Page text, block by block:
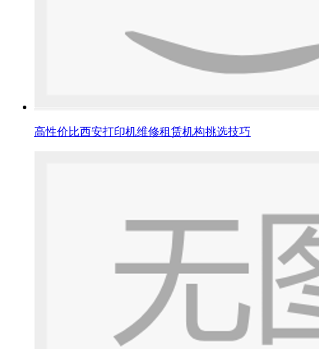
高性价比西安打印机维修租赁机构挑选技巧